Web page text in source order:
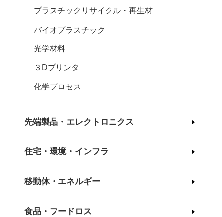
プラスチックリサイクル・再生材
バイオプラスチック
光学材料
３Dプリンタ
化学プロセス
先端製品・エレクトロニクス
住宅・環境・インフラ
移動体・エネルギー
食品・フードロス